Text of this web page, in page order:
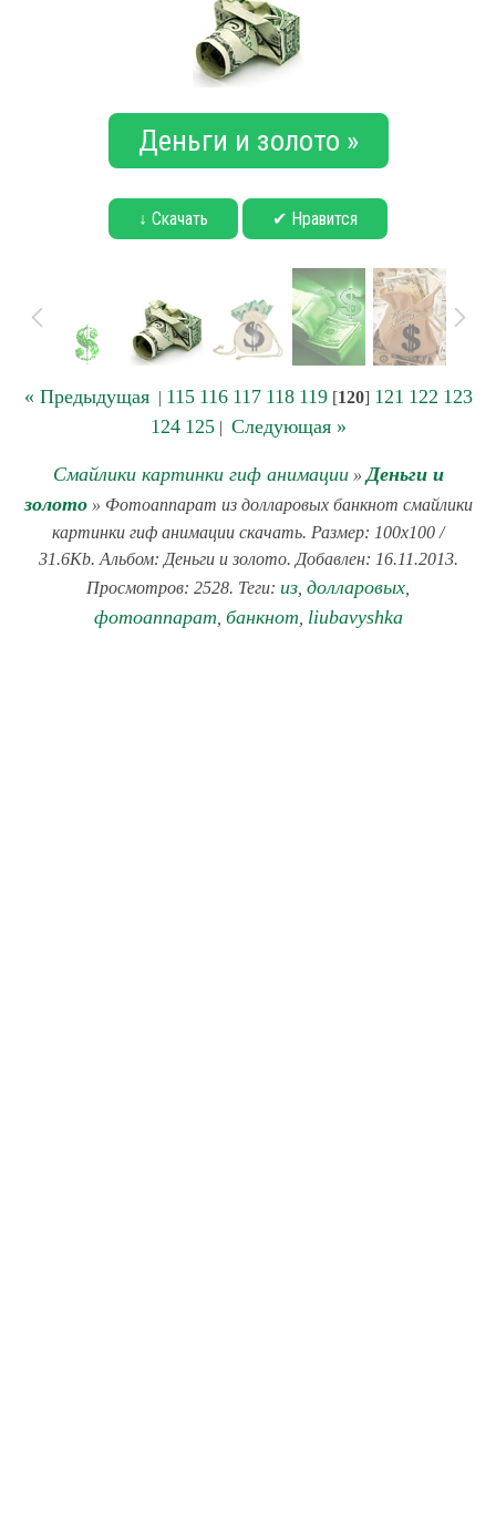
Деньги и золото »
↓ Скачать ✔ Нравится
« Предыдущая| 115 116 117 118 119[120] 121 122 123
124 125| Следующая »
Смайлики картинки гиф анимации» Деньги и
золото» Фотоаппарат из долларовых банкнот смайлики
картинки гиф анимации скачать. Размер: 100x100 /
31.6Kb. Альбом: Деньги и золото. Добавлен: 16.11.2013.
Просмотров: 2528. Теги: из долларовых
фотоаппарат банкнот liubavyshka